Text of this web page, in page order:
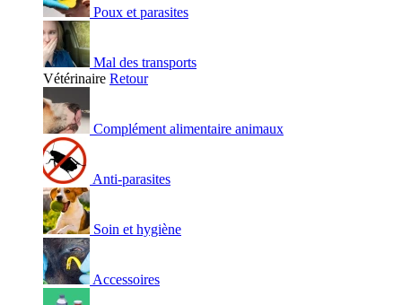
Poux et parasites
Mal des transports
Vétérinaire Retour
Complément alimentaire animaux
Anti-parasites
Soin et hygiène
Accessoires